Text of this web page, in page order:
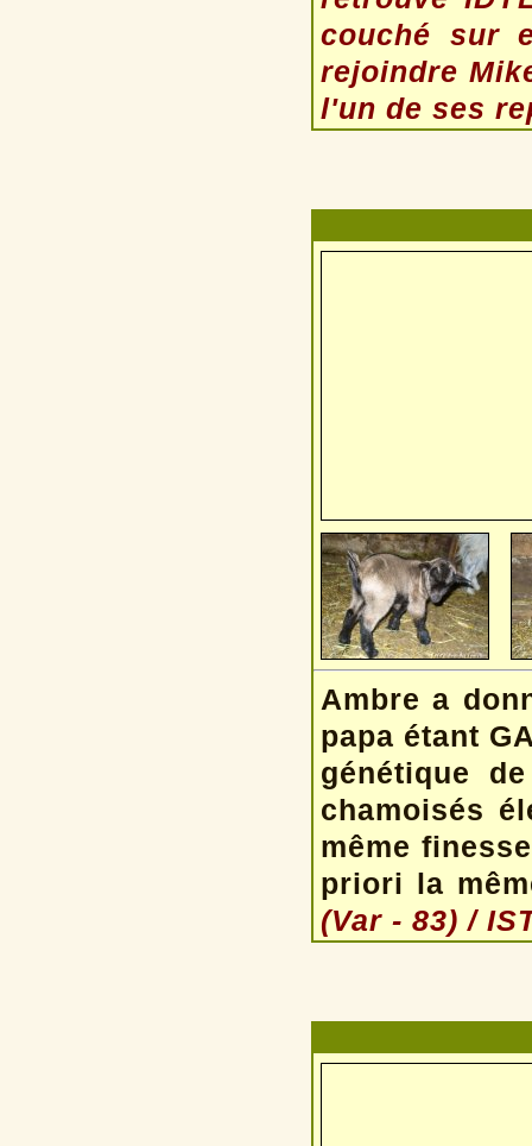
couché sur
rejoindre
l'un de ses
Ambre a
papa étant
génétique
chamoisés
même
priori la
(Var - 83) /